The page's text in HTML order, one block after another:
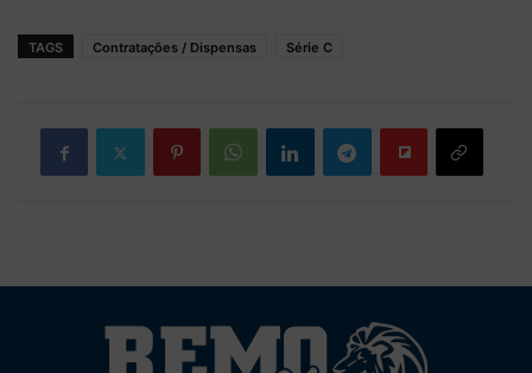
TAGS Contratações / Dispensas Série C